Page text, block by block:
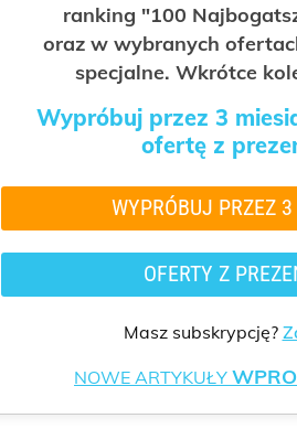
ranking "100
oraz w wybranych
specjalne. Wkrótce
Wypróbuj przez 3
ofertę z
WYPRÓBUJ PRZEZ
OFERTY Z
Masz subskrypcję?
NOWE ARTYKUŁY